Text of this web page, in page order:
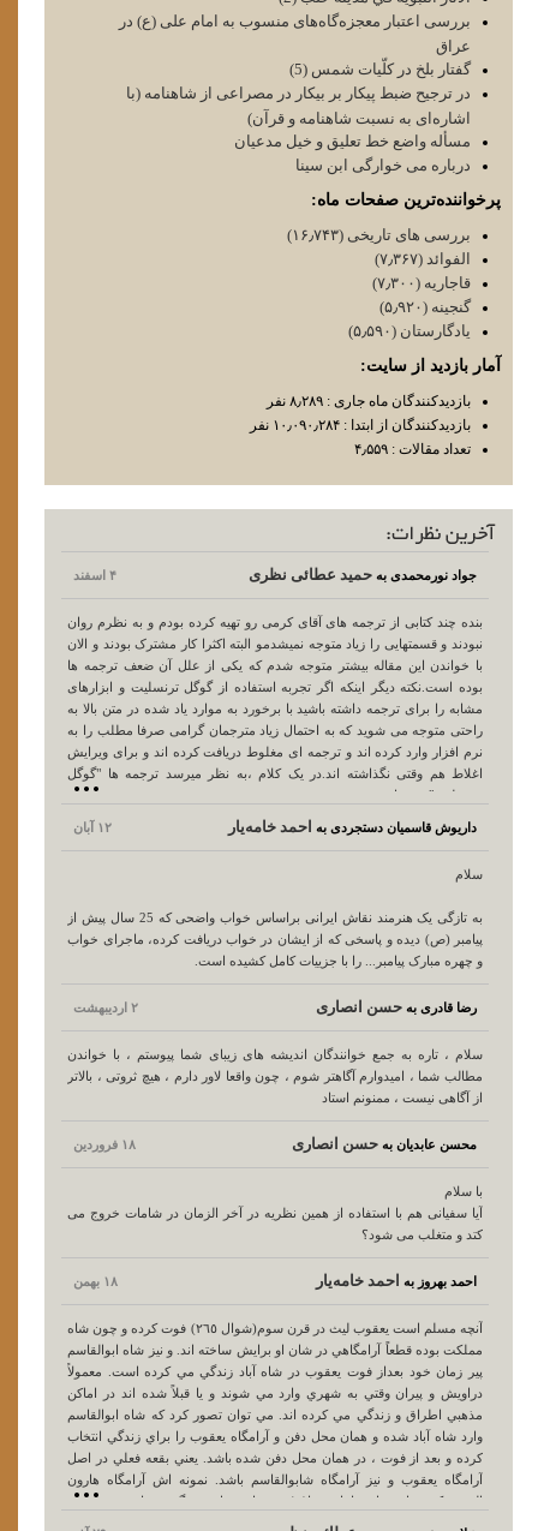
بررسی اعتبار معجزه‌گاه‌های منسوب به امام علی (ع) در
عراق
گفتار بلخ در کلّیات شمس (5)
در ترجیح ضبط پیکار بر بیکار در مصراعی از شاهنامه (با
اشاره‌ای به نسبت شاهنامه و قرآن)
مسأله واضع خط تعلیق و خیل مدعیان
درباره می خوارگی ابن سينا
پرخواننده‌ترین صفحات ماه:
بررسی های تاریخی (۱۶٫۷۴۳)
الفوائد (۷٫۳۶۷)
قاجاریه (۷٫۳۰۰)
گنجینه (۵٫۹۲۰)
یادگارستان (۵٫۵۹۰)
آمار بازدید از سایت:
بازدیدکنندگان ماه جاری : ۸٫۲۸۹ نفر
بازدیدکنندگان از ابتدا : ۱۰٫۰۹۰٫۲۸۴ نفر
تعداد مقالات : ۴٫۵۵۹
جواد نورمحمدی به حمید عطائی نظری ۴ اسفند
بنده چند کتابی از ترجمه های آقای کرمی رو تهیه کرده بودم و به نظرم روان
نبودند و قسمتهایی را زیاد متوجه نمیشدمو البته اکثرا کار مشترک بودند و الان
با خواندن این مقاله بیشتر متوجه شدم که یکی از علل آن ضعف ترجمه ها
بوده است.نکته دیگر اینکه اگر تجربه استفاده از گوگل ترنسلیت و ابزارهای
مشابه را برای ترجمه داشته باشید با برخورد به موارد یاد شده در متن بالا به
راحتی متوجه می شوید که به احتمال زیاد مترجمان گرامی صرفا مطلب را به
نرم افزار وارد کرده اند و ترجمه ای مغلوط دریافت کرده اند و برای ویرایش
اغلاط هم وقتی نگذاشته اند.در یک کلام ،به نظر میرسد ترجمه ها "گوگل
ترنسلیتی" بوده است.
داریوش قاسمیان دستجردی به احمد خامه‌یار ۱۲ آبان
سلام
به تازگی یک هنرمند نقاش ایرانی براساس خواب واضحی که 25 سال پیش از
پیامبر (ص) دیده و پاسخی که از ایشان در خواب دریافت کرده، ماجرای خواب
و چهره مبارک پیامبر... را با جزییات کامل کشیده است.
رضا قادری به حسن انصارى ۲ ارديبهشت
سلام ، تاره به جمع خوانندگان اندیشه های زیبای شما پیوستم ، با خواندن
مطالب شما ، امیدوارم آگاهتر شوم ، چون واقعا لاور دارم ، هیچ ثروتی ، بالاتر
از آگاهی نیست ، ممنونم استاد
محسن عابدیان به حسن انصارى ۱۸ فروردين
با سلام
آیا سفیانی هم با استفاده از همین نظریه در آخر الزمان در شامات خروج می
کتد و متغلب می شود؟
احمد بهروز به احمد خامه‌یار ۱۸ بهمن
آنچه مسلم است يعقوب ليث در قرن سوم(شوال ٢٦٥) فوت كرده و چون شاه
مملكت بوده قطعاً آرامگاهي در شان او برايش ساخته اند. و نيز شاه ابوالقاسم
پير زمان خود بعداز فوت يعقوب در شاه آباد زندگي مي كرده است. معمولاً
دراويش و پيران وقتي به شهري وارد مي شوند و يا قبلاً شده اند در اماكن
مذهبي اطراق و زندگي مي كرده اند. مي توان تصور كرد كه شاه ابوالقاسم
وارد شاه آباد شده و همان محل دفن و آرامگاه يعقوب را براي زندگي انتخاب
كرده و بعد از فوت ، در همان محل دفن شده باشد. يعني بقعه فعلي در اصل
آرامگاه يعقوب و نيز آرامگاه شابوالقاسم باشد. نمونه اش آرامگاه هارون
الرشيد كه بعداز شهادت امام رضا(ع) در همان محل دفن گرديده است.